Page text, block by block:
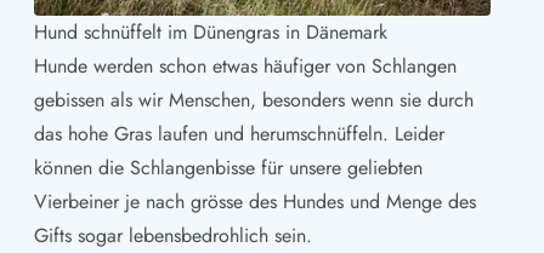
Hund schnüffelt im Dünengras in Dänemark
Hunde werden schon etwas häufiger von Schlangen
gebissen als wir Menschen, besonders wenn sie durch
das hohe Gras laufen und herumschnüffeln. Leider
können die Schlangenbisse für unsere geliebten
Vierbeiner je nach grösse des Hundes und Menge des
Gifts sogar lebensbedrohlich sein.